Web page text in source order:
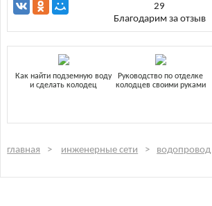
29
Благодарим за отзыв
Как найти подземную воду
и сделать колодец
Руководство по отделке
колодцев своими руками
главная инженерные сети водопровод